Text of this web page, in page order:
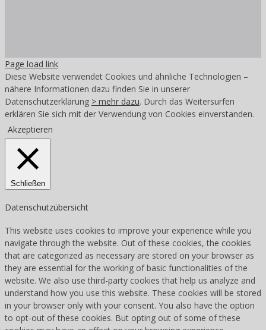
Page load link
Diese Website verwendet Cookies und ähnliche Technologien –
nähere Informationen dazu finden Sie in unserer
Datenschutzerklärung > mehr dazu. Durch das Weitersurfen
erklären Sie sich mit der Verwendung von Cookies einverstanden.
Akzeptieren
Schließen
Datenschutzübersicht
This website uses cookies to improve your experience while you
navigate through the website. Out of these cookies, the cookies
that are categorized as necessary are stored on your browser as
they are essential for the working of basic functionalities of the
website. We also use third-party cookies that help us analyze and
understand how you use this website. These cookies will be stored
in your browser only with your consent. You also have the option
to opt-out of these cookies. But opting out of some of these